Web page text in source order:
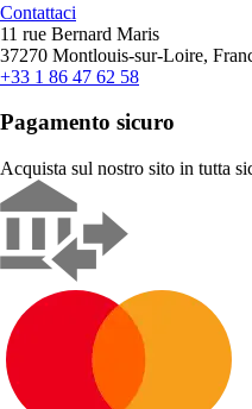
Contattaci
11 rue Bernard Maris
37270 Montlouis-sur-Loire,
+33 1 86 47 62 58
Pagamento sicuro
Acquista sul nostro sito in tutta